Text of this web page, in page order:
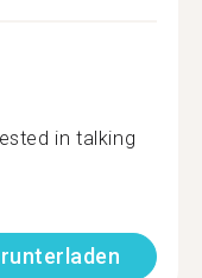
in talking